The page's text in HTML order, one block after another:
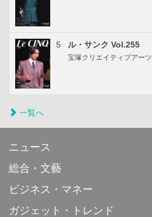
5 ル・サンク Vol.255
宝塚クリエイティブアーツ
一覧へ
ニュース
総合・文藝
ビジネス・マネー
ガジェット・トレンド